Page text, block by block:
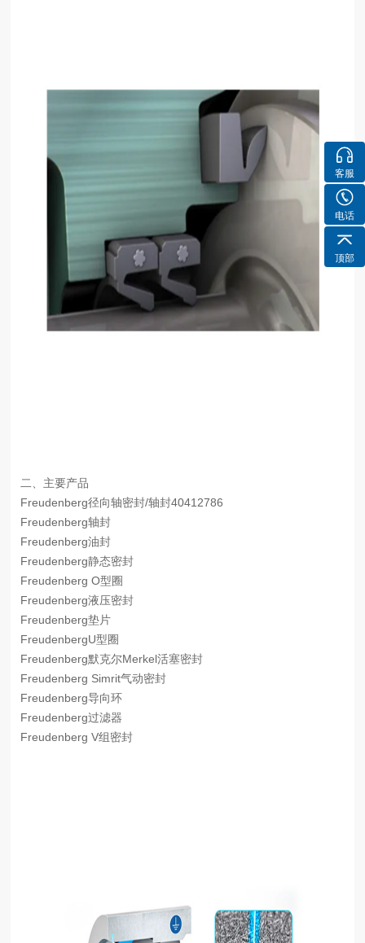
二、主要产品
Freudenberg径向轴密封/轴封40412786
Freudenberg轴封
Freudenberg油封
Freudenberg静态密封
Freudenberg O型圈
Freudenberg液压密封
Freudenberg垫片
FreudenbergU型圈
Freudenberg默克尔Merkel活塞密封
Freudenberg Simrit气动密封
Freudenberg导向环
Freudenberg过滤器
Freudenberg V组密封
客服
电话
顶部